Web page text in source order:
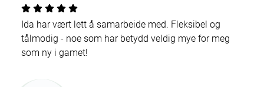
Ida har vært lett å samarbeide med. Fleksibel og
tålmodig - noe som har betydd veldig mye for meg
som ny i gamet!